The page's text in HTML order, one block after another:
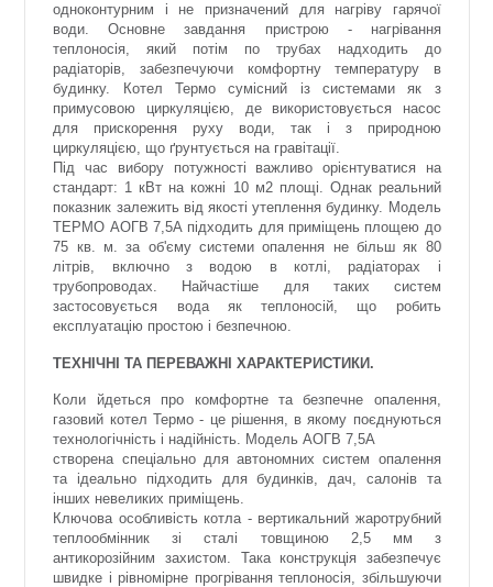
одноконтурним і не призначений для нагріву гарячої
води. Основне завдання пристрою - нагрівання
теплоносія, який потім по трубах надходить до
радіаторів, забезпечуючи комфортну температуру в
будинку. Котел Термо сумісний із системами як з
примусовою циркуляцією, де використовується насос
для прискорення руху води, так і з природною
циркуляцією, що ґрунтується на гравітації.
Під час вибору потужності важливо орієнтуватися на
стандарт: 1 кВт на кожні 10 м2 площі. Однак реальний
показник залежить від якості утеплення будинку. Модель
ТЕРМО АОГВ 7,5А підходить для приміщень площею до
75 кв. м. за об'єму системи опалення не більш як 80
літрів, включно з водою в котлі, радіаторах і
трубопроводах. Найчастіше для таких систем
застосовується вода як теплоносій, що робить
експлуатацію простою і безпечною.
ТЕХНІЧНІ ТА ПЕРЕВАЖНІ ХАРАКТЕРИСТИКИ.
Коли йдеться про комфортне та безпечне опалення,
газовий котел Термо - це рішення, в якому поєднуються
технологічність і надійність. Модель АОГВ 7,5А
створена спеціально для автономних систем опалення
та ідеально підходить для будинків, дач, салонів та
інших невеликих приміщень.
Ключова особливість котла - вертикальний жаротрубний
теплообмінник зі сталі товщиною 2,5 мм з
антикорозійним захистом. Така конструкція забезпечує
швидке і рівномірне прогрівання теплоносія, збільшуючи